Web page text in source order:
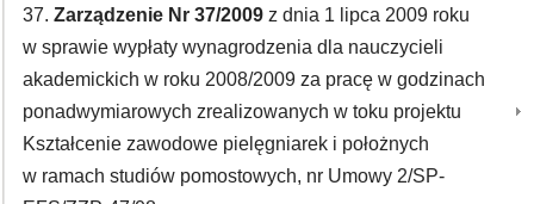
37. Zarządzenie Nr 37/2009 z dnia 1 lipca 2009 roku
w sprawie wypłaty wynagrodzenia dla nauczycieli
akademickich w roku 2008/2009 za pracę w godzinach
ponadwymiarowych zrealizowanych w toku projektu
Kształcenie zawodowe pielęgniarek i położnych
w ramach studiów pomostowych, nr Umowy 2/SP-